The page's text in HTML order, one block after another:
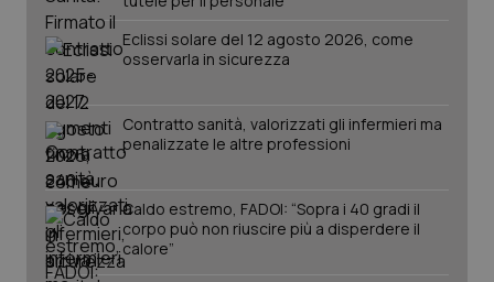
Eclissi solare del 12 agosto 2026, come
osservarla in sicurezza
Contratto sanità, valorizzati gli infermieri ma
penalizzate le altre professioni
Caldo estremo, FADOI: “Sopra i 40 gradi il
corpo può non riuscire più a disperdere il
calore”
tracking-sites-ironfish-
session-id
www.quotidianosanita.it